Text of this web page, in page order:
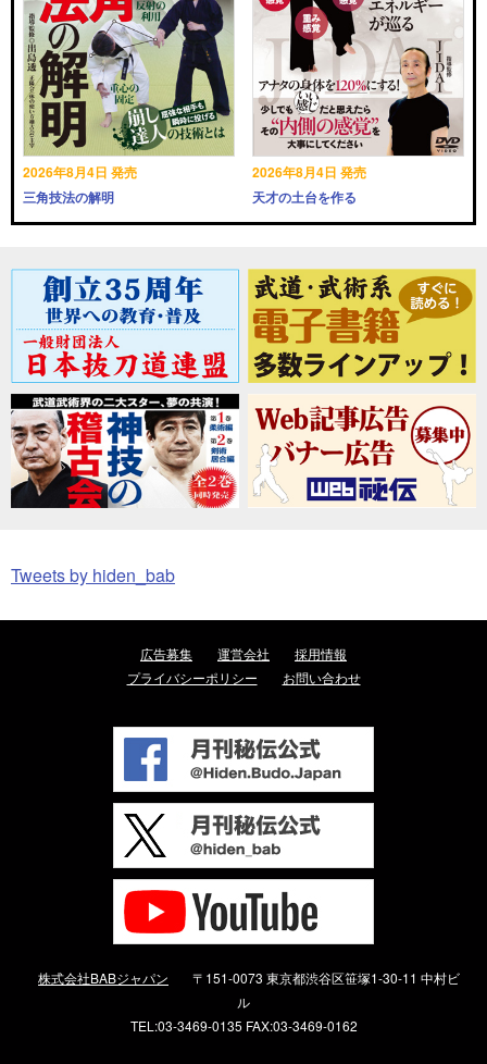
2026年8月4日 発売
三角技法の解明
2026年8月4日 発売
天才の土台を作る
Tweets by hiden_bab
広告募集 運営会社
採用情報
プライバシーポリシー
お問い合わせ
株式会社BABジャパン
〒151-0073 東京都渋谷区笹塚1-30-11 中村ビ
ル
TEL:03-3469-0135 FAX:03-3469-0162